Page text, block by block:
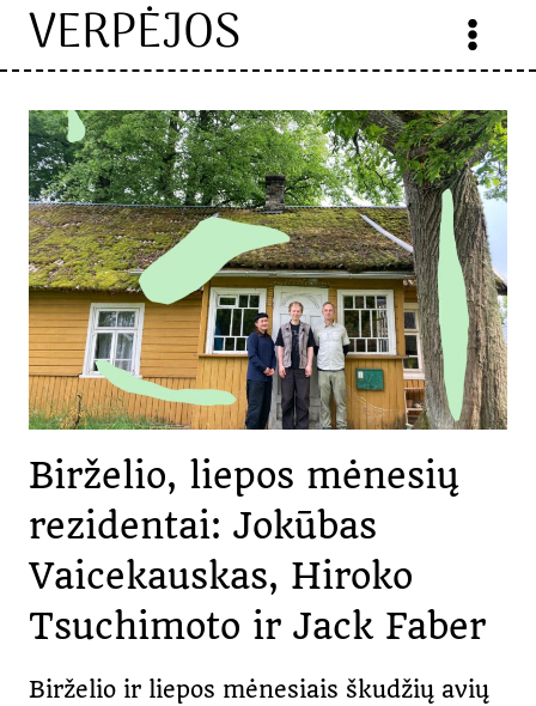
Skip
content
VERPĖJOS
Birželio, liepos mėnesių
rezidentai: Jokūbas
Vaicekauskas, Hiroko
Tsuchimoto ir Jack Faber
Birželio ir liepos mėnesiais škudžių avių